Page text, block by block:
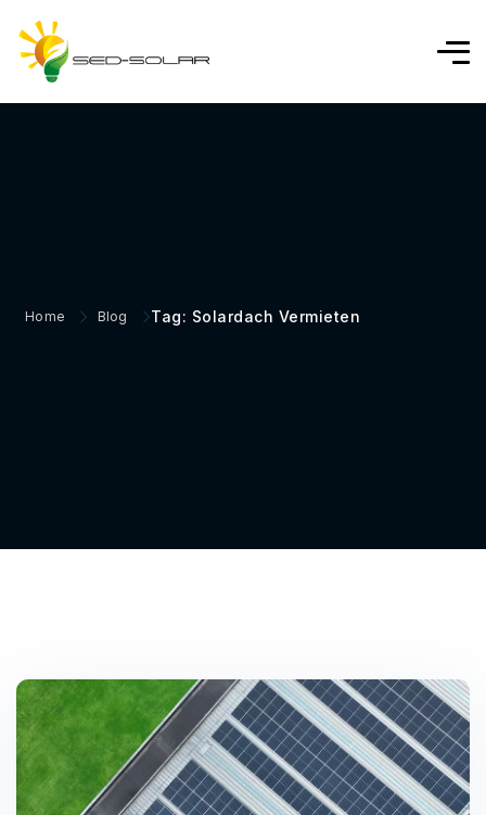
Home Blog Tag: Solardach Vermieten